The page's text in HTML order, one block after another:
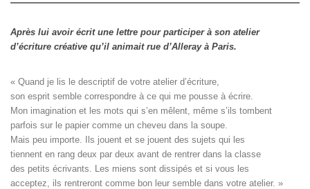
Après lui avoir écrit une lettre pour participer à son atelier
d’écriture créative qu’il animait rue d’Alleray à Paris.
« Quand je lis le descriptif de votre atelier d’écriture,
son esprit semble correspondre à ce qui me pousse à écrire.
Mon imagination et les mots qui s’en mêlent, même s’ils tombent
parfois sur le papier comme un cheveu dans la soupe.
Mais peu importe. Ils jouent et se jouent des sujets qui les
tiennent en rang deux par deux avant de rentrer dans la classe
des petits écrivants. Les miens sont dissipés et si vous les
acceptez, ils rentreront comme bon leur semble dans votre atelier. »